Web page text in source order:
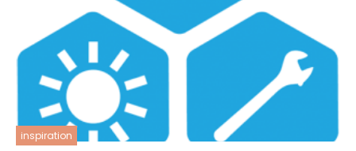
inspiration